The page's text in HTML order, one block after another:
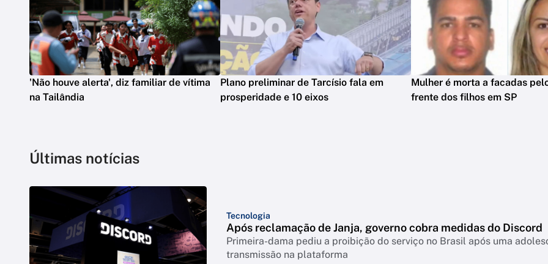
'Não houve alerta', diz familiar de vítima
na Tailândia
Plano preliminar de Tarcísio fala em
prosperidade e 10 eixos
Mulher é morta a facadas
frente dos filhos em SP
Últimas notícias
Tecnologia
Após reclamação de Janja, governo cobra medidas do Discord
Primeira-dama pediu a proibição do serviço no Brasil após uma
transmissão na plataforma